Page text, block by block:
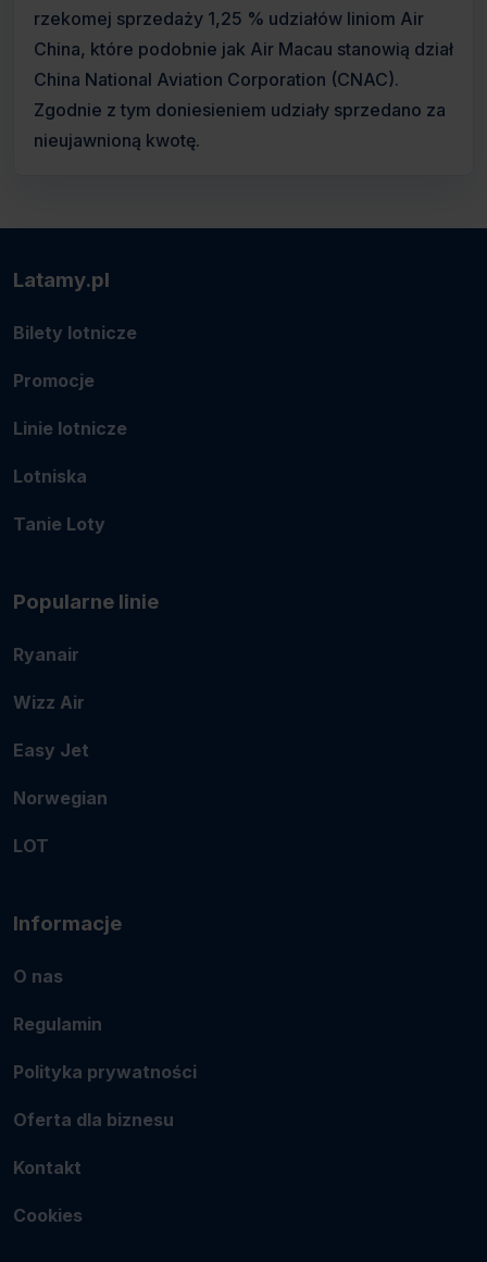
rzekomej sprzedaży 1,25 % udziałów liniom Air
China, które podobnie jak Air Macau stanowią dział
China National Aviation Corporation (CNAC).
Zgodnie z tym doniesieniem udziały sprzedano za
nieujawnioną kwotę.
Latamy.pl
Bilety lotnicze
Promocje
Linie lotnicze
Lotniska
Tanie Loty
Popularne linie
Ryanair
Wizz Air
Easy Jet
Norwegian
LOT
Informacje
O nas
Regulamin
Polityka prywatności
Oferta dla biznesu
Kontakt
Cookies